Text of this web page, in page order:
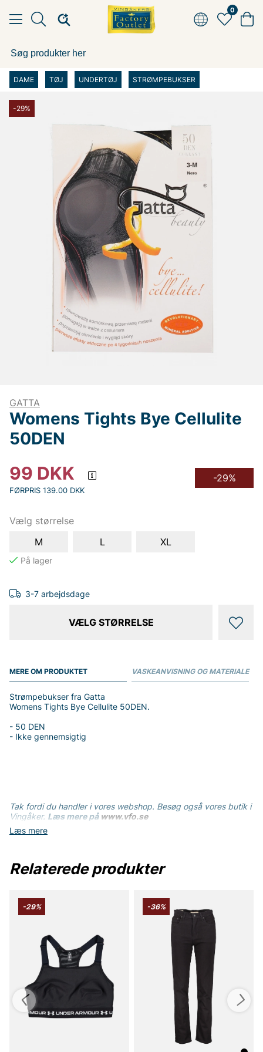
0
DAME TØJ UNDERTØJ STRØMPEBUKSER
-29%
GATTA
Womens Tights Bye Cellulite
50DEN
99 DKK
FØRPRIS 139.00 DKK
-29%
Vælg størrelse
M
L XL
3-7 arbejdsdage
VÆLG STØRRELSE
MERE OM PRODUKTET
Læs mere
Strømpebukser fra Gatta
Womens Tights Bye Cellulite 50DEN.
- 50 DEN
- Ikke gennemsigtig
Tak fordi du handler i vores webshop. Besøg også vores butik i
Vingåker. Læs mere på www.vfo.se
VASKEANVISNING OG MATERIALE
Relaterede produkter
-29% -36%